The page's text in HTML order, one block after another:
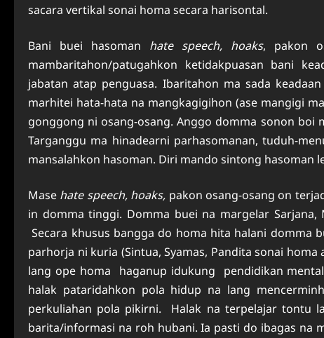
sacara vertikal sonai homa secara harisontal.
Bani buei hasoman hate speech, hoaks, pakon
mambaritahon/patugahkon ketidakpuasan bani
jabatan atap penguasa. Ibaritahon ma sada
marhitei hata-hata na mangkagigihon (ase mangigi
gonggong ni osang-osang. Anggo domma sonon boi
Targanggu ma hinadearni parhasomanan, tuduh-
mansalahkon hasoman. Diri mando sintong hasoman
Mase hate speech, hoaks, pakon osang-osang on
in domma tinggi. Domma buei na margelar
Secara khusus bangga do homa hita halani domma
parhorja ni kuria (Sintua, Syamas, Pandita sonai
lang ope homa haganup idukung pendidikan
halak pataridahkon pola hidup na lang
perkuliahan pola pikirni. Halak na terpelajar tontu
barita/informasi na roh hubani. Ia pasti do ibagas na